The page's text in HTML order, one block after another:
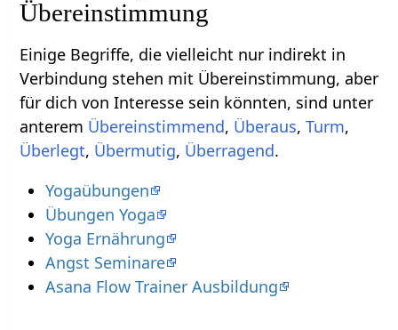
Einige Begriffe, die vielleicht nur indirekt in
Verbindung stehen mit Übereinstimmung‏‎, aber
für dich von Interesse sein könnten, sind unter
anterem
, ,
,
, ,
.
Yogaübungen
Übungen Yoga
Yoga Ernährung
Angst Seminare
Asana Flow Trainer Ausbildung